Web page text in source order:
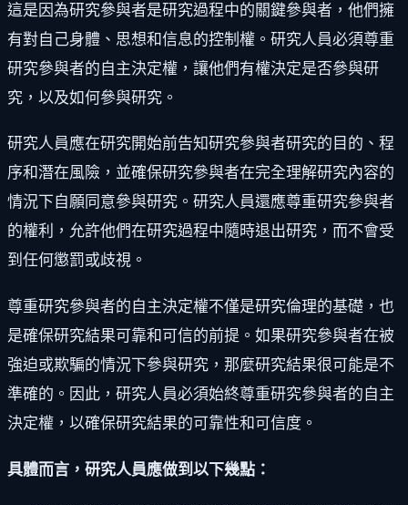
這是因為研究參與者是研究過程中的關鍵參與者，他們擁
有對自己身體、思想和信息的控制權。研究人員必須尊重
研究參與者的自主決定權，讓他們有權決定是否參與研
究，以及如何參與研究。
研究人員應在研究開始前告知研究參與者研究的目的、程
序和潛在風險，並確保研究參與者在完全理解研究內容的
情況下自願同意參與研究。研究人員還應尊重研究參與者
的權利，允許他們在研究過程中隨時退出研究，而不會受
到任何懲罰或歧視。
尊重研究參與者的自主決定權不僅是研究倫理的基礎，也
是確保研究結果可靠和可信的前提。如果研究參與者在被
強迫或欺騙的情況下參與研究，那麼研究結果很可能是不
準確的。因此，研究人員必須始終尊重研究參與者的自主
決定權，以確保研究結果的可靠性和可信度。
具體而言，研究人員應做到以下幾點：